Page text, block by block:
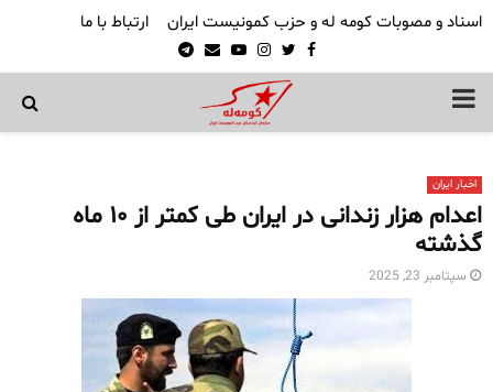
اسناد و مصوبات کومه له و حزب کمونیست ایران ارتباط با ما
Facebook
Twitter
Instagram
Youtube
Email
Telegram
PRIMARY
اخبار ایران
اعدام هزار زندانی در ایران طی کمتر از ۱۰ ماه
گذشته
سپتامبر 23, 2025